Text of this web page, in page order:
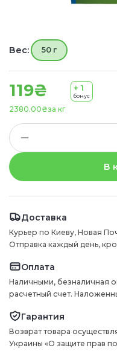
119₴
за кг
2380.00₴
+ 1
бонус
Вес: 50 г
В
Доставка
Курьер по Киеву, Новая
Отправка каждый день,
Оплата
Наличными, безналичная
расчетный счет.
Гарантия
Возврат товара
Украины «О защите прав